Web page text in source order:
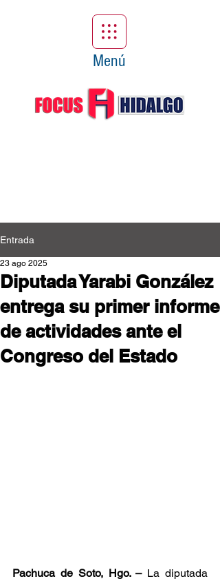
Menú
Entrada
Diputada Yarabi González
entrega su primer informe
de actividades ante el
Congreso del Estado
23 ago 2025
Pachuca de Soto, Hgo. – La diputada